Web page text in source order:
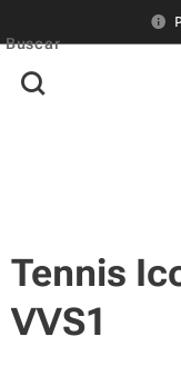
Buscar
Tennis
VVS1